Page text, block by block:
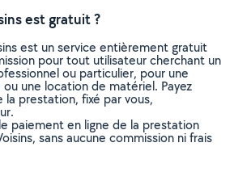
est gratuit ?
est un service entièrement gratuit
pour tout utilisateur cherchant un
ou particulier, pour une
une location de matériel. Payez
la prestation, fixé par vous,
paiement en ligne de la prestation
sans aucune commission ni frais